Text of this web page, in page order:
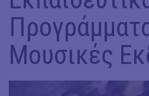
Μουσικές